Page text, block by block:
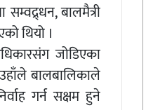
बालमैत्री
थियो ।
जोडिएका
उहाँले बालबालिकाले
गर्न सक्षम हुने